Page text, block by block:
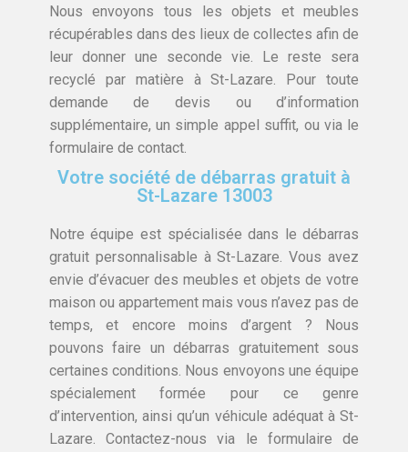
Nous envoyons tous les objets et meubles
récupérables dans des lieux de collectes afin de
leur donner une seconde vie. Le reste sera
recyclé par matière à St-Lazare. Pour toute
demande de devis ou d’information
supplémentaire, un simple appel suffit, ou via le
formulaire de contact.
Votre société de débarras gratuit à
St-Lazare 13003
Notre équipe est spécialisée dans le débarras
gratuit personnalisable à St-Lazare. Vous avez
envie d’évacuer des meubles et objets de votre
maison ou appartement mais vous n’avez pas de
temps, et encore moins d’argent ? Nous
pouvons faire un débarras gratuitement sous
certaines conditions. Nous envoyons une équipe
spécialement formée pour ce genre
d’intervention, ainsi qu’un véhicule adéquat à St-
Lazare. Contactez-nous via le formulaire de